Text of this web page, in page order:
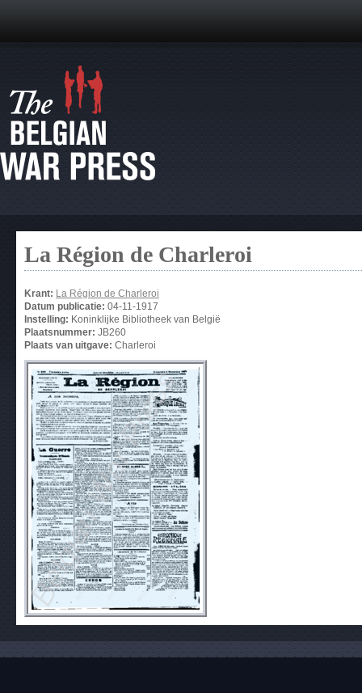
La Région de Charleroi
Krant: La Région de Charleroi
Datum publicatie: 04-11-1917
Instelling: Koninklijke Bibliotheek van België
Plaatsnummer: JB260
Plaats van uitgave: Charleroi